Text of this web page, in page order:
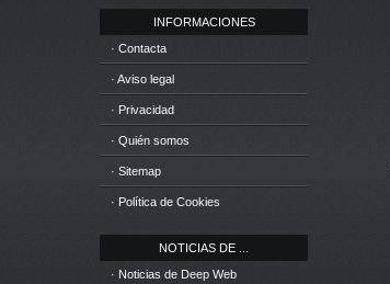
INFORMACIONES
· Contacta
· Aviso legal
· Privacidad
· Quién somos
· Sitemap
· Política de Cookies
NOTICIAS DE ...
· Noticias de Deep Web